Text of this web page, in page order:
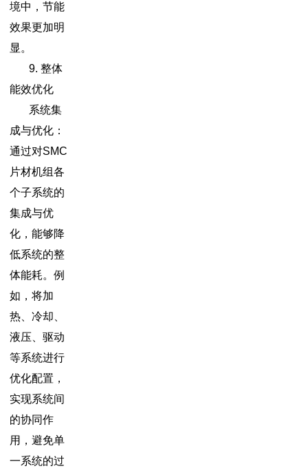
境中，节能
效果更加明
显。
9. 整体
能效优化
系统集
成与优化：
通过对SMC
片材机组各
个子系统的
集成与优
化，能够降
低系统的整
体能耗。例
如，将加
热、冷却、
液压、驱动
等系统进行
优化配置，
实现系统间
的协同作
用，避免单
一系统的过